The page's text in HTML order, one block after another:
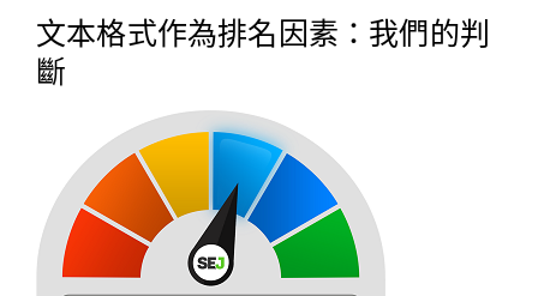
文本格式作為排名因素：我們的判
斷